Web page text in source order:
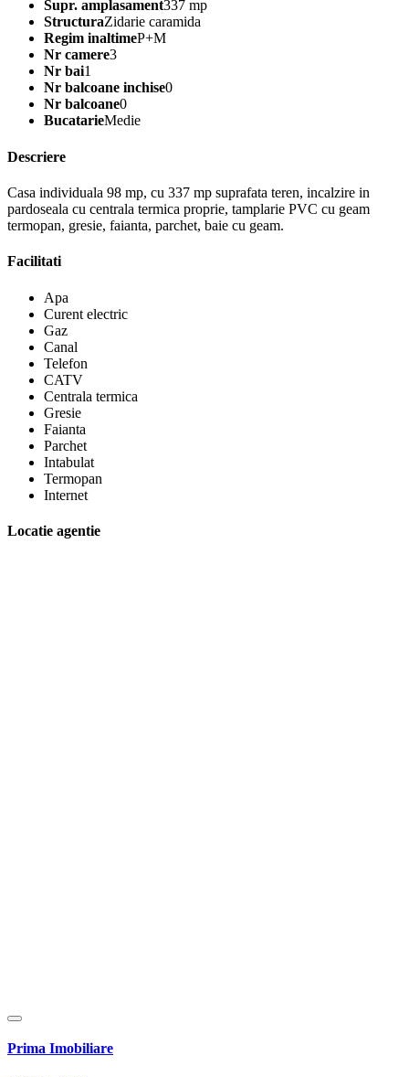
Supr. amplasament337 mp
StructuraZidarie caramida
Regim inaltimeP+M
Nr camere3
Nr bai1
Nr balcoane inchise0
Nr balcoane0
BucatarieMedie
Descriere
Casa individuala 98 mp, cu 337 mp suprafata teren, incalzire in
pardoseala cu centrala termica proprie, tamplarie PVC cu geam
termopan, gresie, faianta, parchet, baie cu geam.
Facilitati
Apa
Curent electric
Gaz
Canal
Telefon
CATV
Centrala termica
Gresie
Faianta
Parchet
Intabulat
Termopan
Internet
Locatie agentie
Prima Imobiliare